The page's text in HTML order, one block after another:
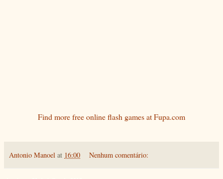
Find more free online flash games at Fupa.com
Antonio Manoel at 16:00 Nenhum comentário: